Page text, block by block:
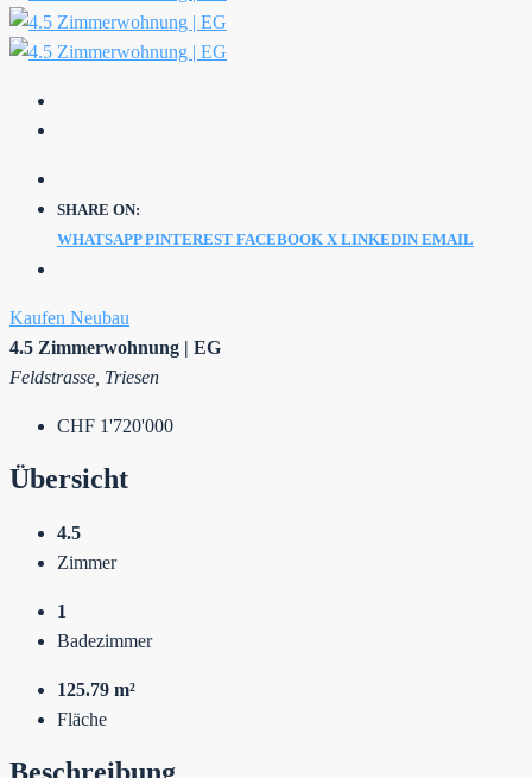
SHARE ON:
WHATSAPP PINTEREST FACEBOOK X LINKEDIN EMAIL
Kaufen Neubau
4.5 Zimmerwohnung | EG
Feldstrasse, Triesen
CHF 1'720'000
Übersicht
4.5
Zimmer
1
Badezimmer
125.79 m²
Fläche
Beschreibung